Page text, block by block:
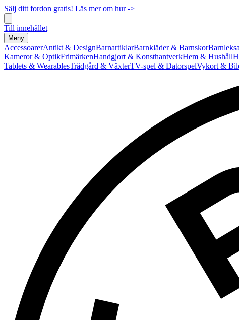
Sälj ditt fordon gratis! Läs mer om hur ->
Till innehållet
Meny
AccessoarerAntikt & DesignBarnartiklarBarnkläder & Barnskor
Kameror & OptikFrimärkenHandgjort & KonsthantverkHem & Hushåll
Tablets & WearablesTrädgård & VäxterTV-spel & DatorspelVykort &